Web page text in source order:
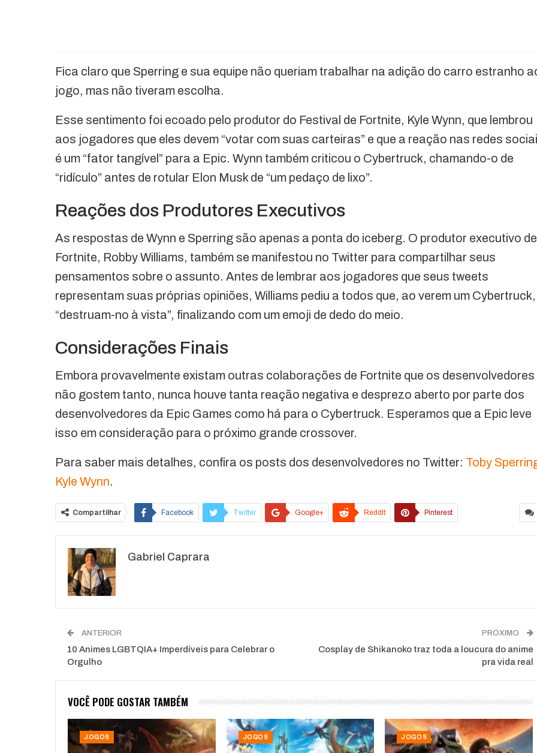
Fica claro que Sperring e sua equipe não queriam trabalhar na adição do carro estranho
jogo, mas não tiveram escolha.
Esse sentimento foi ecoado pelo produtor do Festival de Fortnite, Kyle Wynn, que lembrou
aos jogadores que eles devem “votar com suas carteiras” e que a reação nas redes
é um “fator tangível” para a Epic. Wynn também criticou o Cybertruck, chamando-o de
“ridículo” antes de rotular Elon Musk de “um pedaço de lixo”.
Reações dos Produtores Executivos
As respostas de Wynn e Sperring são apenas a ponta do iceberg. O produtor executivo de
Fortnite, Robby Williams, também se manifestou no Twitter para compartilhar seus
pensamentos sobre o assunto. Antes de lembrar aos jogadores que seus tweets
representam suas próprias opiniões, Williams pediu a todos que, ao verem um Cybertruck,
“destruam-no à vista”, finalizando com um emoji de dedo do meio.
Considerações Finais
Embora provavelmente existam outras colaborações de Fortnite que os desenvolvedores
não gostem tanto, nunca houve tanta reação negativa e desprezo aberto por parte dos
desenvolvedores da Epic Games como há para o Cybertruck. Esperamos que a Epic leve
isso em consideração para o próximo grande crossover.
Para saber mais detalhes, confira os posts dos desenvolvedores no Twitter: Toby
Kyle Wynn.
Compartilhar Facebook Twitter Google+ ReddIt Pinterest
Gabriel Caprara
ANTERIOR
10 Animes LGBTQIA+ Imperdíveis para Celebrar o
Orgulho
PRÓXIMO
Cosplay de Shikanoko traz toda a loucura do anime
pra vida real
VOCÊ PODE GOSTAR TAMBÉM
JOGOS JOGOS JOGOS